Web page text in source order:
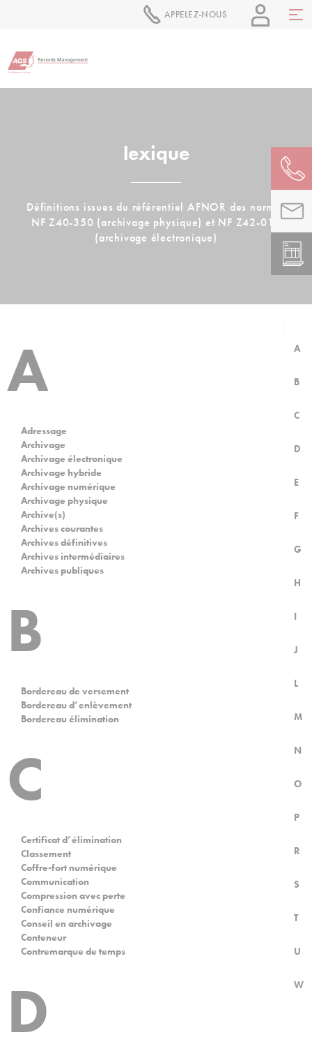
APPELEZ-NOUS
lexique
Définitions issues du référentiel AFNOR des normes
NF Z40-350 (archivage physique) et NF Z42-013
(archivage électronique)
A
B
C
D
E
F
G
H
I
J
L
M
N
O
P
R
S
T
U
W
A
Adressage
Archivage
Archivage électronique
Archivage hybride
Archivage numérique
Archivage physique
Archive(s)
Archives courantes
Archives définitives
Archives intermédiaires
Archives publiques
B
Bordereau de versement
Bordereau d’enlèvement
Bordereau élimination
C
Certificat d’élimination
Classement
Coffre-fort numérique
Communication
Compression avec perte
Confiance numérique
Conseil en archivage
Conteneur
Contremarque de temps
D